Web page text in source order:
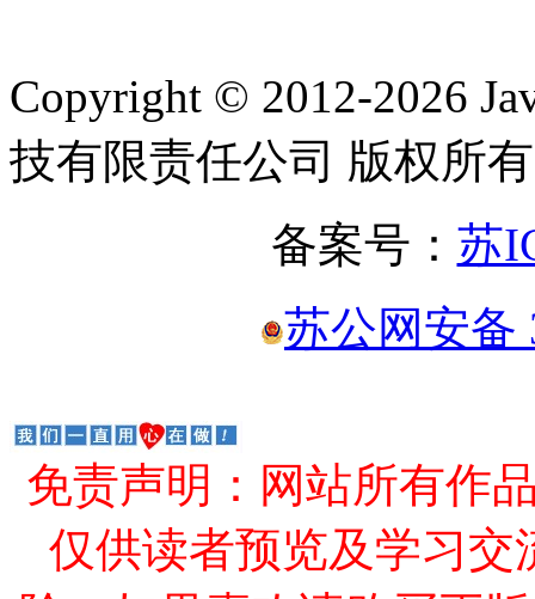
Copyright © 2012-2026
技有限责任公司 版权所有
备案号： 苏
苏公网安备
免责声明：网站所有作
仅供读者预览及学习交